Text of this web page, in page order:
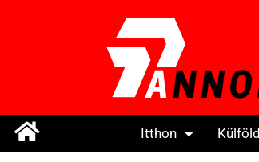
Itthon Külföld